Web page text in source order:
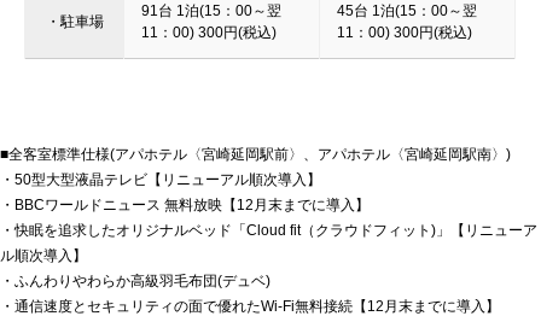
・駐車場
91台 1泊(15：00～翌
11：00) 300円(税込)
45台 1泊(15：00～翌
11：00) 300円(税込)
■全客室標準仕様(アパホテル〈宮崎延岡駅前〉、アパホテル〈宮崎延岡駅南〉)
・50型大型液晶テレビ【リニューアル順次導入】
・BBCワールドニュース 無料放映【12月末までに導入】
・快眠を追求したオリジナルベッド「Cloud fit（クラウドフィット)」【リニューア
ル順次導入】
・ふんわりやわらか高級羽毛布団(デュベ)
・通信速度とセキュリティの面で優れたWi-Fi無料接続【12月末までに導入】